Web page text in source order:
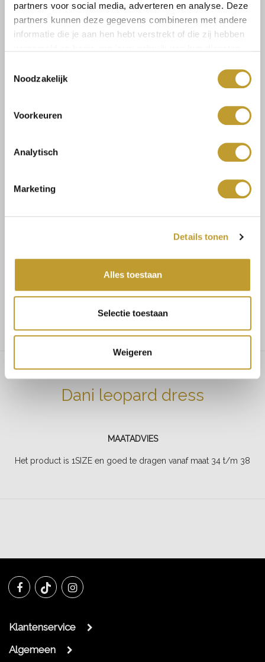
partners voor social media, adverteren en analyse. Deze
partners kunnen deze gegevens combineren met andere
informatie die je aan hen hebt verstrekt of die zij hebben
Noodzakelijk
Voorkeuren
Analytisch
Marketing
Details tonen
Alles toestaan
Selectie toestaan
Weigeren
Maat:
1SIZE
Toevoegen aan winkelwagen
Dani leopard dress
MAATADVIES
Het product is 1SIZE en goed te dragen vanaf maat 34 t/m 38
Klantenservice
Algemeen